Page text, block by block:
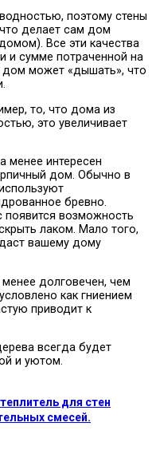
поэтому стены
делает сам дом
Все эти качества
и сумме потраченной на
дом может «дышать», что
то, что дома из
это увеличивает
менее интересен
дом. Обычно в
бревно.
появится возможность
лаком. Мало того,
вашему дому
долговечен, чем
как гниением
приводит к
всегда будет
и уютом.
для стен
смесей.